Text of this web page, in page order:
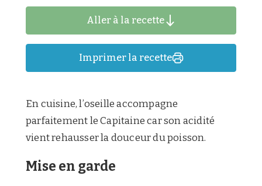
Aller à la recette
Imprimer la recette
En cuisine, l’oseille accompagne
parfaitement le Capitaine car son acidité
vient rehausser la douceur du poisson.
Mise en garde